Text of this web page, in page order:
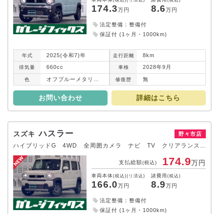
174.3万円 8.6万円
法定整備：整備付
保証付 (1ヶ月・1000km)
年式 2025(令和7)年 走行距離 8km
排気量 660cc 車検 2028年9月
色 修復 歴 無
お問い合わせ 詳細はこちら
スズキ ハスラー 野々市店
ハイブリッドG 4WD 全周囲カメラ ナビ TV クリアランスソナー オートクルーズコントロール レーンアシスト 衝突被害軽減システム オートライト LEDヘッドランプ アイドリングストップ 電動格納ミラー
支払総額(税込) 174.9万円
車両本体(税込)(リ済込)
166.0万円
諸費用(税込)
8.9万円
法定整備：整備付
保証付 (1ヶ月・1000km)